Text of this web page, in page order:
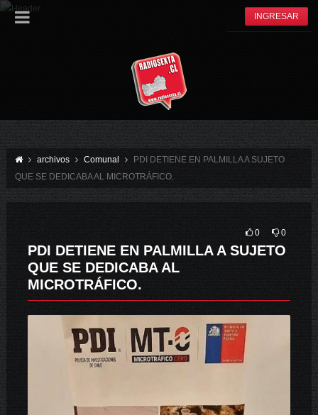
INGRESAR
archivos Comunal
PDI DETIENE EN PALMILLA A SUJETO
QUE SE DEDICABA AL MICROTRÁFICO.
0 0
PDI DETIENE EN PALMILLA A SUJETO
QUE SE DEDICABA AL
MICROTRÁFICO.